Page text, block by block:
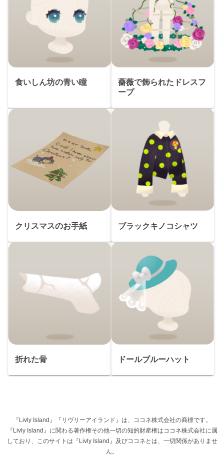
食いしん坊の青い瞳
薔薇で飾られたドレスフ
ープ
クリスマスのお手紙 ブラックキノコシャツ
折れた骨 ドールブルーハット
『Livly Island』『リヴリーアイランド』は、ココネ株式会社の商標です。
『Livly Island』に関わる著作権その他一切の知的財産権はココネ株式会社に属
しており、このサイトは『Livly Island』及びココネとは、一切関係がありませ
ん。